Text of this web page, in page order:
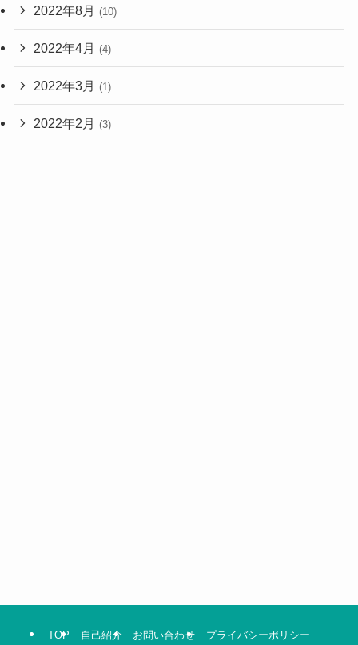
2022年8月 (10)
2022年4月 (4)
2022年3月 (1)
2022年2月 (3)
TOP 自己紹介 お問い合わせ プライバシーポリシー